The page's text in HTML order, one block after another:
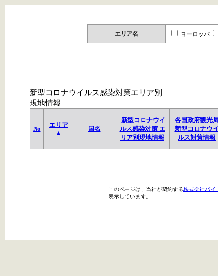
エリア名 ヨーロッパ
新型コロナウイルス感染対策エリア別
現地情報
No
エリア
▲
国名
新型コロナウイ
ルス感染対策 エ
リア別現地情報
各国政府観光
新型コロナウ
ルス対策情報
このページは、当社が契約する株式会社パイ
表示しています。